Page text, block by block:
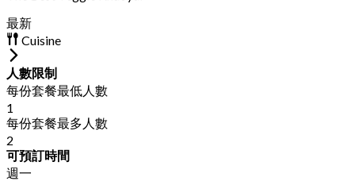
最新
Cuisine
人數限制
每份套餐最低人數
1
每份套餐最多人數
2
可預訂時間
週一